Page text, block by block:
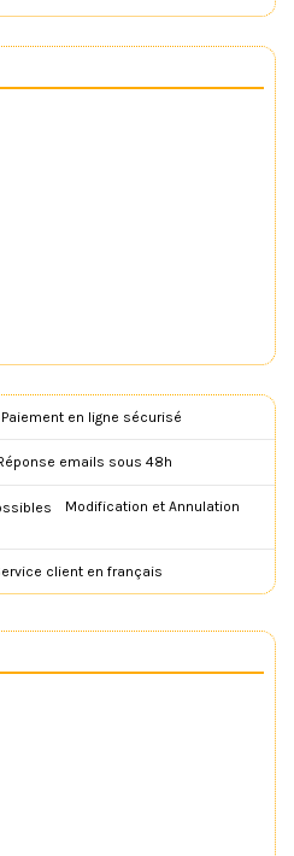
Paiement en ligne sécurisé
emails sous 48h
Modification et Annulation
client en français